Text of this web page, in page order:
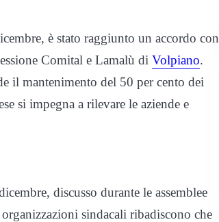
è stato raggiunto un accordo con
Comital e Lamalù di Volpiano.
il mantenimento del 50 per cento dei
si impegna a rilevare le aziende e
discusso durante le assemblee
sindacali ribadiscono che